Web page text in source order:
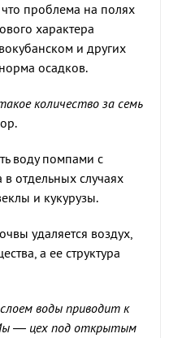
проблема на полях
характера
и других
осадков.
количество за семь
воду помпами с
отдельных случаях
и кукурузы.
удаляется воздух,
а ее структура
воды приводит к
— цех под открытым